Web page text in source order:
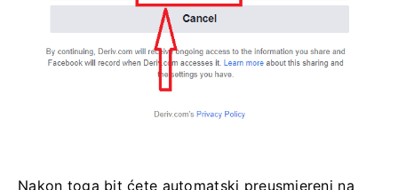
Nakon toga bit ćete automatski preusmjereni na